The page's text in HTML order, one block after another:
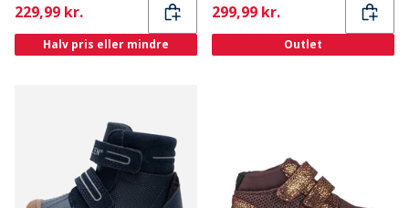
Current
229,99 kr.
Halv pris eller mindre
Current
299,99 kr.
Outlet